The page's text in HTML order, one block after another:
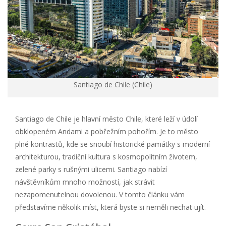
Santiago de Chile (Chile)
Santiago de Chile je hlavní město Chile, které leží v údolí
obklopeném Andami a pobřežním pohořím. Je to město
plné kontrastů, kde se snoubí historické památky s moderní
architekturou, tradiční kultura s kosmopolitním životem,
zelené parky s rušnými ulicemi. Santiago nabízí
návštěvníkům mnoho možností, jak strávit
nezapomenutelnou dovolenou. V tomto článku vám
představíme několik míst, která byste si neměli nechat ujít.